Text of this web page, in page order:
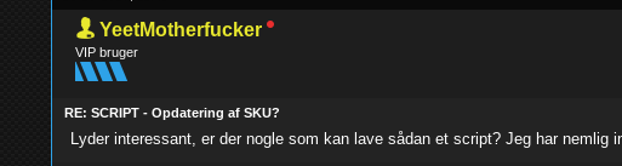
YeetMotherfucker
VIP bruger
RE: SCRIPT - Opdatering af SKU?
Lyder interessant, er der nogle som kan lave sådan et script? Jeg har nemlig